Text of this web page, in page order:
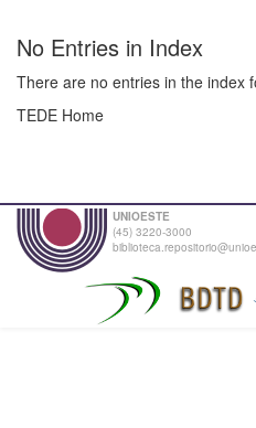
No Entries in Index
There are no entries in the index
TEDE Home
UNIOESTE
(45) 3220-3000